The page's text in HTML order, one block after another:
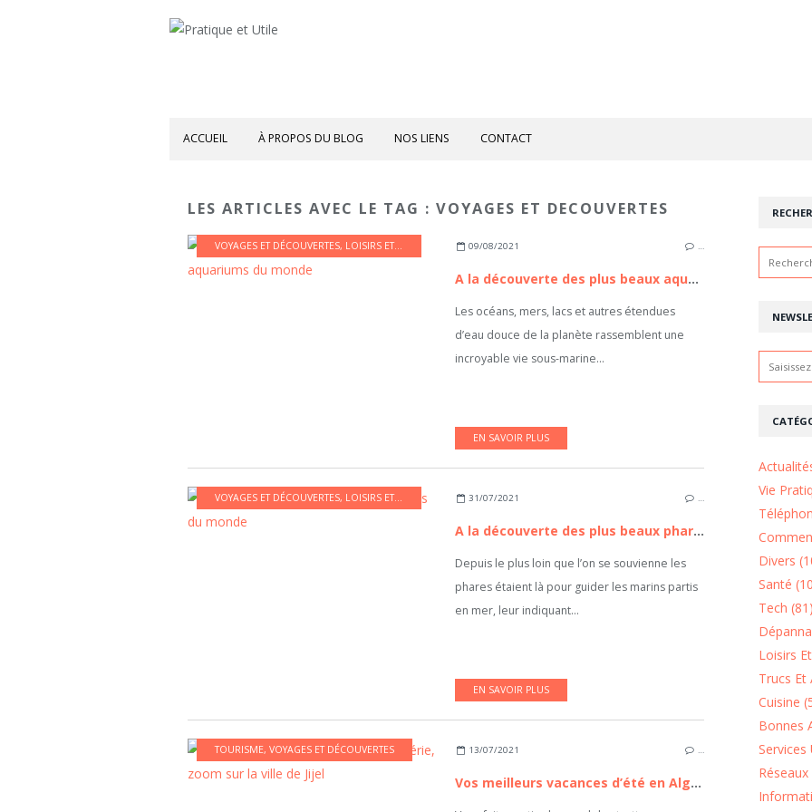
ACCUEIL À PROPOS DU BLOG NOS LIENS CONTACT
LES ARTICLES AVEC LE TAG : VOYAGES ET DECOUVERTES
VOYAGES ET DÉCOUVERTES, LOISIRS ET CULTURE 09/08/2021 …
A la découverte des plus beaux aquariums du monde
Les océans, mers, lacs et autres étendues
d’eau douce de la planète rassemblent une
incroyable vie sous-marine...
EN SAVOIR PLUS
VOYAGES ET DÉCOUVERTES, LOISIRS ET CULTURE 31/07/2021 …
A la découverte des plus beaux phares du monde
Depuis le plus loin que l’on se souvienne les
phares étaient là pour guider les marins partis
en mer, leur indiquant...
EN SAVOIR PLUS
TOURISME, VOYAGES ET DÉCOUVERTES 13/07/2021 …
Vos meilleurs vacances d’été en Algérie, zoom sur la ville de Jijel
Vie
Divers
Santé
Tech (81)
Loisirs
Trucs Et
Cuisine
Bonnes
Services